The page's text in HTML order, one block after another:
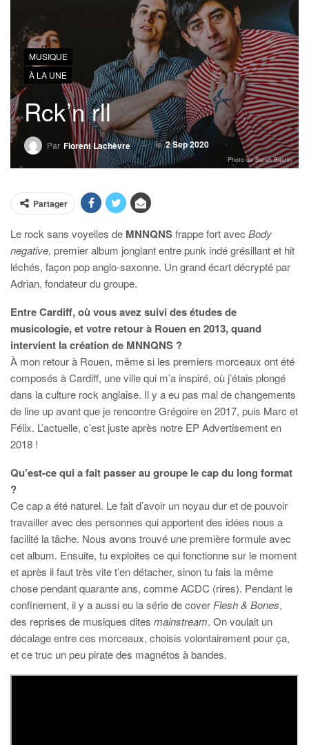
MUSIQUE
À LA UNE
Rck’n rll
Par Florent Lachèvre le2 Sep 2020
Photo de Sarah Bastin
Partager
Le rock sans voyelles de MNNQNSfrappe fort avec Body
negative, premier album jonglant entre punk indé grésillant et hit
léchés, façon pop anglo-saxonne. Un grand écart décrypté par
Adrian, fondateur du groupe.
Entre Cardiff, où vous avez suivi des études de
musicologie, et votre retour à Rouen en 2013, quand
intervient la création de MNNQNS ?
À mon retour à Rouen, même si les premiers morceaux ont été
composés à Cardiff, une ville qui m’a inspiré, où j’étais plongé
dans la culture rock anglaise. Il y a eu pas mal de changements
de line up avant que je rencontre Grégoire en 2017, puis Marc et
Félix. L’actuelle, c’est juste après notre EP Advertisement en
2018 !
Qu’est-ce qui a fait passer au groupe le cap du long format
?
Ce cap a été naturel. Le fait d’avoir un noyau dur et de pouvoir
travailler avec des personnes qui apportent des idées nous a
facilité la tâche. Nous avons trouvé une première formule avec
cet album. Ensuite, tu exploites ce qui fonctionne sur le moment
et après il faut très vite t’en détacher, sinon tu fais la même
chose pendant quarante ans, comme ACDC (rires). Pendant le
confinement, il y a aussi eu la série de cover Flesh & Bones,
des reprises de musiques dites mainstream. On voulait un
décalage entre ces morceaux, choisis volontairement pour ça,
et ce truc un peu pirate des magnétos à bandes.